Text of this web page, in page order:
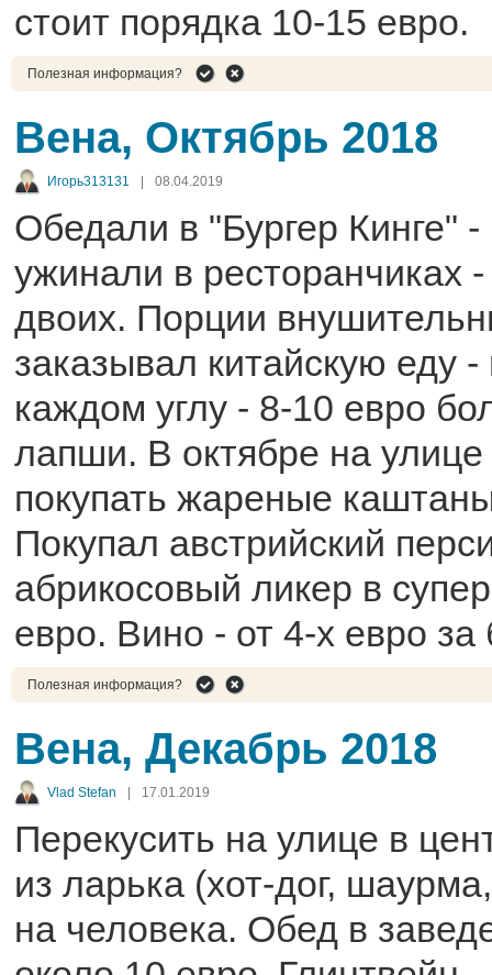
стоит порядка 10-15 евро.
Полезная информация?
Вена, Октябрь 2018
Игорь313131 08.04.2019
Обедали в "Бургер Кинге"
ужинали в ресторанчиках
двоих. Порции
заказывал китайскую еду -
каждом углу - 8-10 евро
лапши. В октябре на
покупать жареные
Покупал австрийский
абрикосовый ликер в
евро. Вино - от 4-х евро за
Полезная информация?
Вена, Декабрь 2018
Vlad Stefan 17.01.2019
Перекусить на улице в
из ларька (хот-дог,
на человека. Обед в